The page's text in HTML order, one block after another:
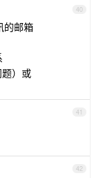
40
的邮箱
题）或
41
42